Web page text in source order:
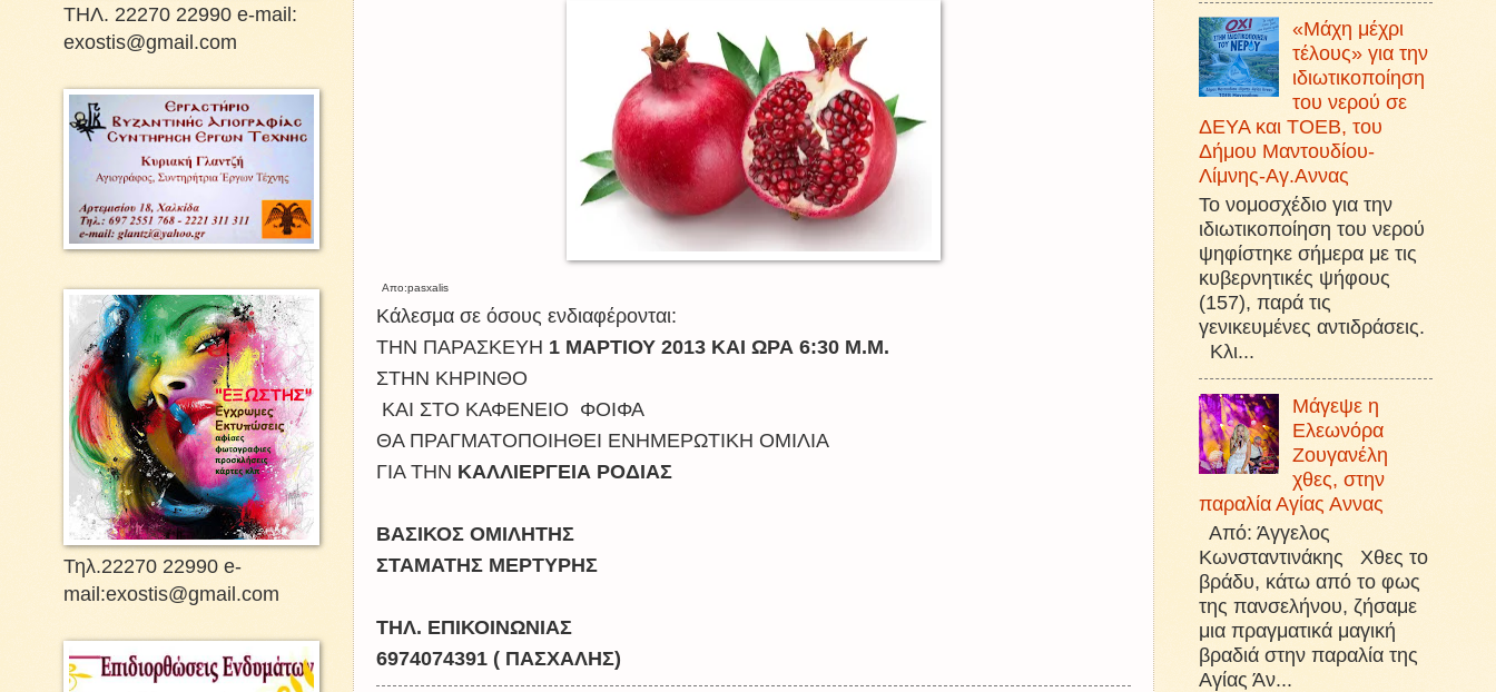
Απο:pasxalis
Κάλεσμα σε όσους ενδιαφέρονται:
ΤΗΝ ΠΑΡΑΣΚΕΥΗ 1 ΜΑΡΤΙΟΥ 2013 ΚΑΙ ΩΡΑ 6:30 Μ.Μ.
ΣΤΗΝ ΚΗΡΙΝΘΟ
ΚΑΙ ΣΤΟ ΚΑΦΕΝΕΙΟ ΦΟΙΦΑ
ΘΑ ΠΡΑΓΜΑΤΟΠΟΙΗΘΕΙ ΕΝΗΜΕΡΩΤΙΚΗ ΟΜΙΛΙΑ
ΓΙΑ ΤΗΝ ΚΑΛΛΙΕΡΓΕΙΑ ΡΟΔΙΑΣ
ΒΑΣΙΚΟΣ ΟΜΙΛΗΤΗΣ
ΣΤΑΜΑΤΗΣ ΜΕΡΤΥΡΗΣ
ΤΗΛ. ΕΠΙΚΟΙΝΩΝΙΑΣ
6974074391 ( ΠΑΣΧΑΛΗΣ)
ΤΗΛ. 22270 22990 e-mail:
exostis@gmail.com
Τηλ.22270 22990 e-
mail:exostis@gmail.com
«Μάχη μέχρι
τέλους» για την
ιδιωτικοποίηση
του νερού σε
ΔΕΥΑ και ΤΟΕΒ, του
Δήμου Μαντουδίου-
Λίμνης-Αγ.Αννας
Το νομοσχέδιο για την
ιδιωτικοποίηση του νερού
ψηφίστηκε σήμερα με τις
κυβερνητικές ψήφους
(157), παρά τις
γενικευμένες αντιδράσεις.
Κλι...
Μάγεψε η
Ελεωνόρα
Ζουγανέλη
χθες, στην
παραλία Αγίας Αννας
Από: Άγγελος
Κωνσταντινάκης Χθες το
βράδυ, κάτω από το φως
της πανσελήνου, ζήσαμε
μια πραγματικά μαγική
βραδιά στην παραλία της
Αγίας Άν...